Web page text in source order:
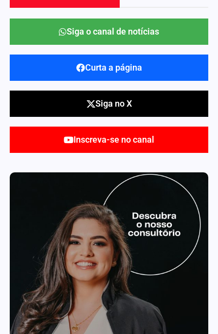
Siga o canal de notícias
Curta a página
Siga no X
Inscreva-se no canal